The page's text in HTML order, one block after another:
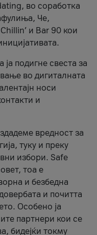
во соработка
Че,
и Bar 90 кои
подигне свеста за
во дигиталната
носи
и
вредност за
туку и преку
избори. Safe
тоа е
и безбедна
и почитта
Особено ја
партнери кои се
бидејќи токму